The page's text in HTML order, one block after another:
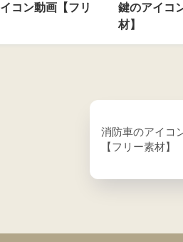
コン動画【フリ
鍵のアイコ
材】
消防車のアイコ
【フリー素材】